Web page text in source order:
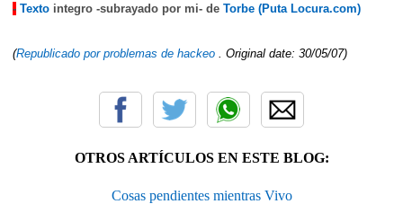
- Texto integro -subrayado por mi- de Torbe (Puta Locura.com)
(Republicado por problemas de hackeo . Original date: 30/05/07)
OTROS ARTÍCULOS EN ESTE BLOG:
Cosas pendientes mientras Vivo